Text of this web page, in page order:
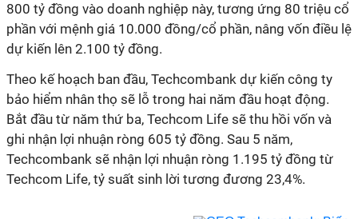
800 tỷ đồng vào doanh nghiệp này, tương ứng 80 triệu cổ
phần với mệnh giá 10.000 đồng/cổ phần, nâng vốn điều lệ
dự kiến lên 2.100 tỷ đồng.
Theo kế hoạch ban đầu, Techcombank dự kiến công ty
bảo hiểm nhân thọ sẽ lỗ trong hai năm đầu hoạt động.
Bắt đầu từ năm thứ ba, Techcom Life sẽ thu hồi vốn và
ghi nhận lợi nhuận ròng 605 tỷ đồng. Sau 5 năm,
Techcombank sẽ nhận lợi nhuận ròng 1.195 tỷ đồng từ
Techcom Life, tỷ suất sinh lời tương đương 23,4%.